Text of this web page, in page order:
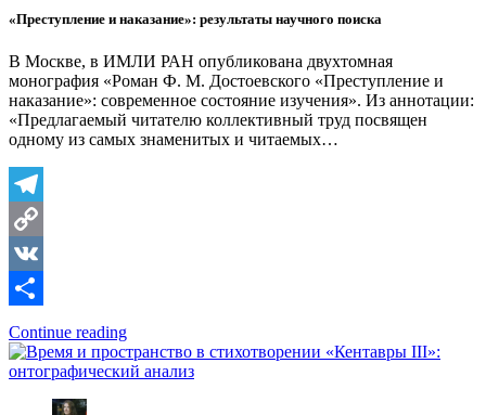
«Преступление и наказание»: результаты научного поиска
В Москве, в ИМЛИ РАН опубликована двухтомная
монография «Роман Ф. М. Достоевского «Преступление и
наказание»: современное состояние изучения». Из аннотации:
«Предлагаемый читателю коллективный труд посвящен
одному из самых знаменитых и читаемых…
Telegram
Copy
Link
VK
Отправить
Continue reading